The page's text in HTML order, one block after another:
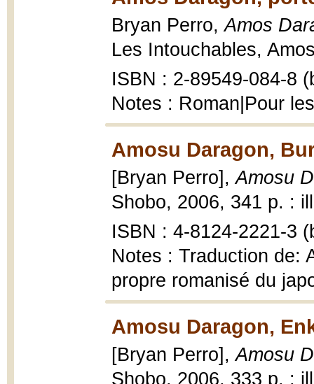
Bryan Perro,Amos
Les Intouchables,
ISBN : 2-89549-084-8
Notes : Roman|Pour
Amosu Daragon,
[Bryan Perro],Amosu
Shobo, 2006, 341 p. :
ISBN : 4-8124-2221-3
Notes : Traduction de:
propre romanisé du
Amosu Daragon,
[Bryan Perro],Amosu
Shobo, 2006, 333 p. :